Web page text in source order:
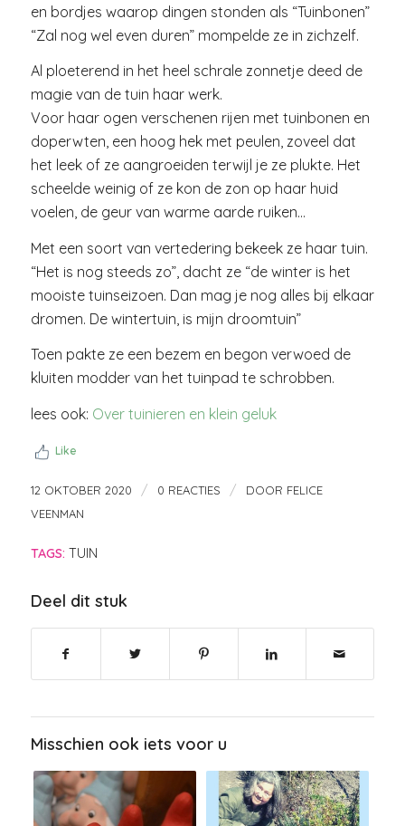
en bordjes waarop dingen stonden als “Tuinbonen”
“Zal nog wel even duren” mompelde ze in zichzelf.
Al ploeterend in het heel schrale zonnetje deed de
magie van de tuin haar werk.
Voor haar ogen verschenen rijen met tuinbonen en
doperwten, een hoog hek met peulen, zoveel dat
het leek of ze aangroeiden terwijl je ze plukte. Het
scheelde weinig of ze kon de zon op haar huid
voelen, de geur van warme aarde ruiken…
Met een soort van vertedering bekeek ze haar tuin.
“Het is nog steeds zo”, dacht ze “de winter is het
mooiste tuinseizoen. Dan mag je nog alles bij elkaar
dromen. De wintertuin, is mijn droomtuin”
Toen pakte ze een bezem en begon verwoed de
kluiten modder van het tuinpad te schrobben.
lees ook: Over tuinieren en klein geluk
Like
12 OKTOBER 2020 / 0 REACTIES / DOOR FELICE
VEENMAN
TAGS: TUIN
Deel dit stuk
Misschien ook iets voor u